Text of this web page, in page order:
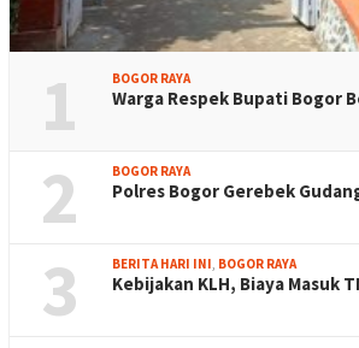
1 BOGOR RAYA
Warga Respek Bupati Bogor
2 BOGOR RAYA
Polres Bogor Gerebek
3 BERITA HARI INI, BOGOR RAYA
Kebijakan KLH, Biaya Masuk